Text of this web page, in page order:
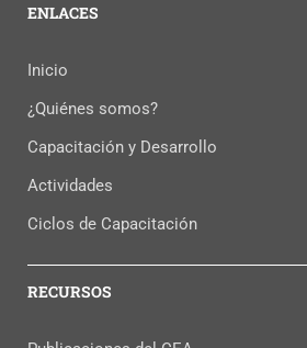
ENLACES
Inicio
¿Quiénes somos?
Capacitación y Desarrollo
Actividades
Ciclos de Capacitación
RECURSOS